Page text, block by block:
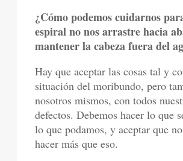
¿Cómo podemos cuidarnos
espiral no nos arrastre hacia
mantener la cabeza fuera del
Hay que aceptar las cosas tal y
situación del moribundo, pero
nosotros mismos, con todos
defectos. Debemos hacer lo que
lo que podamos, y aceptar que
hacer más que eso.